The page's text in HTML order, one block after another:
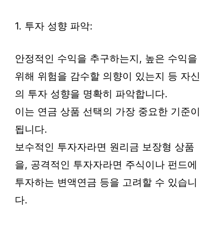
1. 투자 성향 파악:
안정적인 수익을 추구하는지, 높은 수익을
위해 위험을 감수할 의향이 있는지 등 자신
의 투자 성향을 명확히 파악합니다.
이는 연금 상품 선택의 가장 중요한 기준이
됩니다.
보수적인 투자자라면 원리금 보장형 상품
을, 공격적인 투자자라면 주식이나 펀드에
투자하는 변액연금 등을 고려할 수 있습니
다.